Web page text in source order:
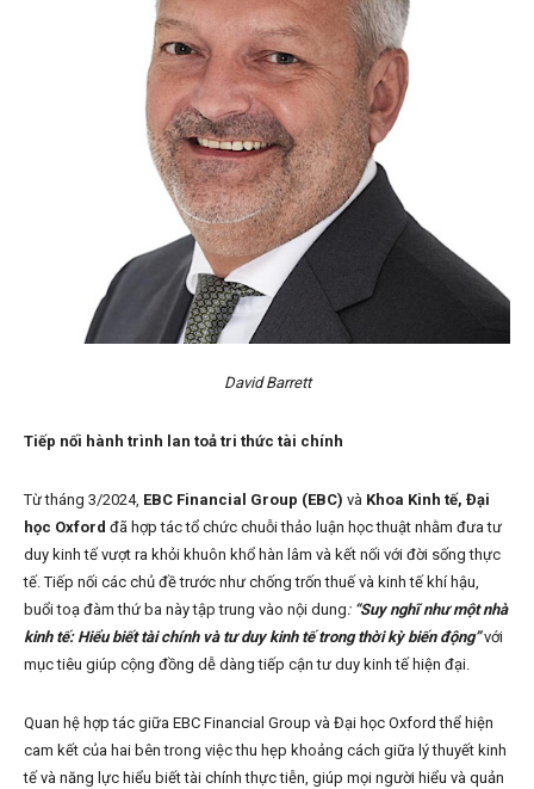
David Barrett
Tiếp nối hành trình lan toả tri thức tài chính
Từ tháng 3/2024, EBC Financial Group (EBC) và Khoa Kinh tế, Đại
học Oxford đã hợp tác tổ chức chuỗi thảo luận học thuật nhằm đưa tư
duy kinh tế vượt ra khỏi khuôn khổ hàn lâm và kết nối với đời sống thực
tế. Tiếp nối các chủ đề trước như chống trốn thuế và kinh tế khí hậu,
buổi toạ đàm thứ ba này tập trung vào nội dung: “Suy nghĩ như một nhà
kinh tế: Hiểu biết tài chính và tư duy kinh tế trong thời kỳ biến động” với
mục tiêu giúp cộng đồng dễ dàng tiếp cận tư duy kinh tế hiện đại.
Quan hệ hợp tác giữa EBC Financial Group và Đại học Oxford thể hiện
cam kết của hai bên trong việc thu hẹp khoảng cách giữa lý thuyết kinh
tế và năng lực hiểu biết tài chính thực tiễn, giúp mọi người hiểu và quản